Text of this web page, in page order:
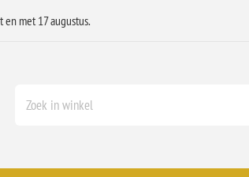
met 17 augustus.